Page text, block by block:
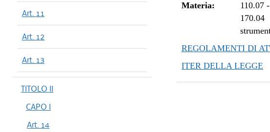
Art. 11
Art. 12
Art. 13
TITOLO II
CAPO I
Art. 14
Materia:
110.07
170.04
REGOLAMENTI DI
ITER DELLA LEGGE